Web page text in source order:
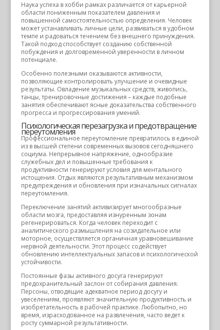
Наука успеха в хобби рамках различается от карьерной
области пониженным показателем давления и
повышенной самостоятельностью определения. Человек
может устанавливать личные цели, развиваться в удобном
темпе и радоваться течением без внешнего принуждения.
Такой подход способствует созданию собственной
побуждения и долговременной уверенности в личном
потенциале.
Особенно полезными оказываются активности,
позволяющие контролировать улучшение и очевидные
результаты. Овладение музыкальных средств, живопись,
танцы, тренировочные достижения – каждые подобные
занятия обеспечивают ясные доказательства собственного
прогресса и прогрессирования умений.
Психологическая перезагрузка и предотвращение
переутомления
Профессиональное переутомление превратилось в единой
из в высшей степени современных вызовов сегодняшнего
социума. Непрерывное напряжение, однообразие
служебных дел и повышенные требования к
продуктивности генерируют условия для ментального
истощения. Отдых являются результативным механизмом
предупреждения и обновления при изначальных сигналах
переутомления.
Переключение занятий активизирует многообразные
области мозга, предоставляя изнуренным зонам
регенерироваться. Когда человек переходит с
аналитического размышления на созидательное или
моторное, осуществляется органичная уравновешивание
нервной деятельности. Этот процесс содействует
обновлению интеллектуальных запасов и психологической
устойчивости.
Постоянные фазы активного досуга генерируют
предохранительный заслон от собирания давления.
Персоны, отводящие адекватное период досугу и
увеселениям, проявляют значительную продуктивность и
изобретательность в рабочей практике. Любопытно, но
время, израсходованное на развлечения, часто ведет к
росту суммарной результативности.